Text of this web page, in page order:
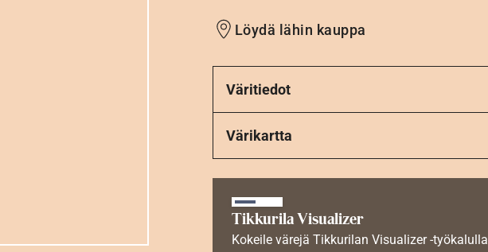
Löydä lähin kauppa
Väritiedot
Värikartta
Tikkurila Visualizer
Kokeile värejä Tikkurilan Visualizer -työkalulla